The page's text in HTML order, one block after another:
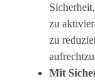
zu
zu
Mit